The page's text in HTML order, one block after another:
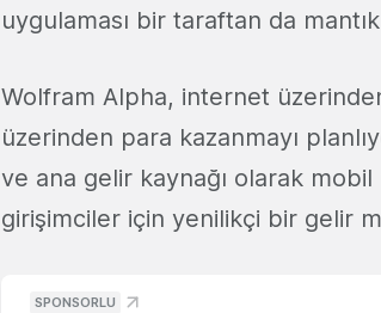
uygulaması bir taraftan da
Wolfram Alpha, internet
üzerinden para kazanmayı
ve ana gelir kaynağı olarak
girişimciler için yenilikçi bir gelir
SPONSORLU